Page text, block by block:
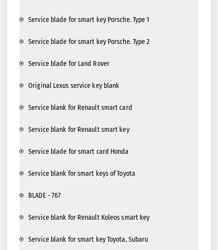
Service blade for smart key Porsche. Type 1
Service blade for smart key Porsche. Type 2
Service blade for Land Rover
Original Lexus service key blank
Service blank for Renault smart card
Service blank for Renault smart key
Service blade for smart card Honda
Service blank for smart keys of Toyota
BLADE - 767
Service blank for Renault Koleos smart key
Service blank for smart key Toyota, Subaru